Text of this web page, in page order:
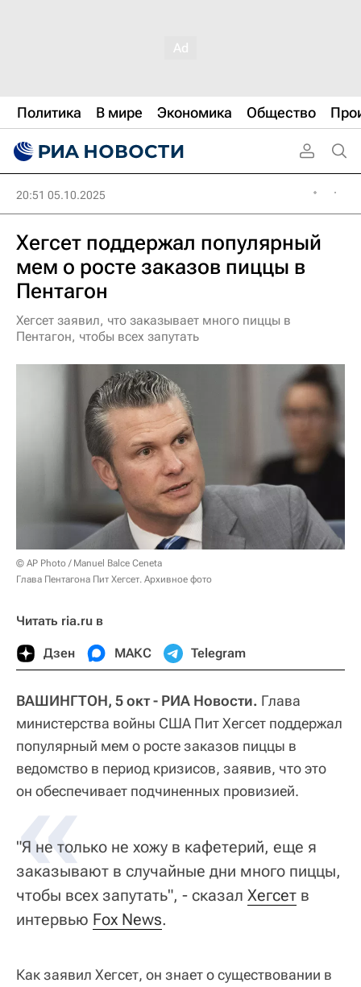
Политика В мире Экономика Общество
20:51 05.10.2025
Хегсет поддержал популярный
мем о росте заказов пиццы в
Пентагон
Хегсет заявил, что заказывает много пиццы в
Пентагон, чтобы всех запутать
© AP Photo / Manuel Balce Ceneta
Глава Пентагона Пит Хегсет. Архивное фото
Читать ria.ru в
Дзен МАКС Telegram
ВАШИНГТОН, 5 окт - РИА Новости. Глава
министерства войны США Пит Хегсет поддержал
популярный мем о росте заказов пиццы в
ведомство в период кризисов, заявив, что это
он обеспечивает подчиненных провизией.
«
"Я не только не хожу в кафетерий, еще я
заказывают в случайные дни много пиццы,
чтобы всех запутать", - сказал Хегсет в
интервью Fox News.
Как заявил Хегсет, он знает о существовании в